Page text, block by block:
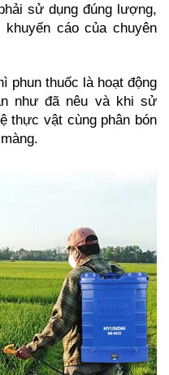
sử dụng đúng lượng,
cáo của chuyên
phun thuốc là hoạt động
như đã nêu và khi sử
thực vật cùng phân bón